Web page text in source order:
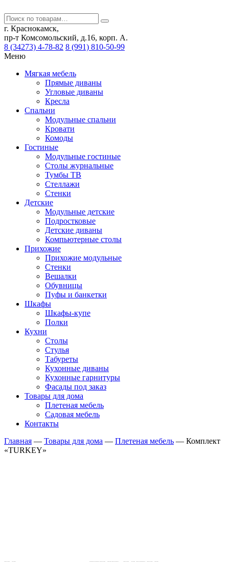
г. Краснокамск,
пр-т Комсомольский, д.16, корп. А.
8 (34273) 4-78-82 8 (991) 810-50-99
Меню
Мягкая мебель
Прямые диваны
Угловые диваны
Кресла
Спальни
Модульные спальни
Кровати
Комоды
Гостиные
Модульные гостиные
Столы журнальные
Тумбы ТВ
Стеллажи
Стенки
Детские
Модульные детские
Подростковые
Детские диваны
Компьютерные столы
Прихожие
Прихожие модульные
Стенки
Вешалки
Обувницы
Пуфы и банкетки
Шкафы
Шкафы-купе
Полки
Кухни
Столы
Стулья
Табуреты
Кухонные диваны
Кухонные гарнитуры
Фасады под заказ
Товары для дома
Плетеная мебель
Садовая мебель
Контакты
Главная — Товары для дома — Плетеная мебель — Комплект
«TURKEY»